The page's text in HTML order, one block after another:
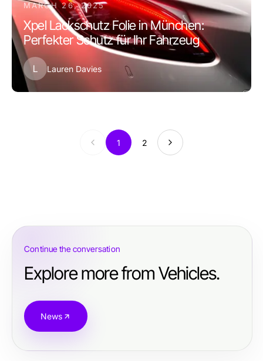
MARCH 26, 2025
Xpel Lackschutz Folie in München:
Perfekter Schutz für Ihr Fahrzeug
L Lauren Davies
1 2
Continue the conversation
Explore more from Vehicles.
News